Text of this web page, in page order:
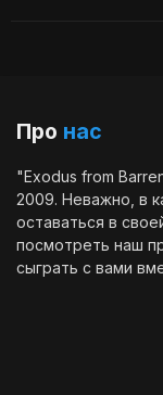
Про нас
"Exodus from
2009. Неважно, в
оставаться в
посмотреть наш
сыграть с вами